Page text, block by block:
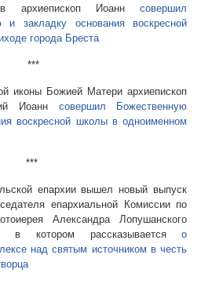
архиепископ Иоаннсовершил
и закладку основания воскресной
города Бреста
***
иконы Божией Матери архиепископ
Иоанн совершил Божественную
воскресной школы в одноименном
***
епархии вышел новый выпуск
епархиальной Комиссии по
Александра Лопушанского
в котором рассказываетсяо
над святым источником в честь